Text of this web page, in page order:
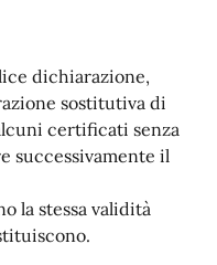
dichiarazione,
sostitutiva di
certificati senza
successivamente il
la stessa validità